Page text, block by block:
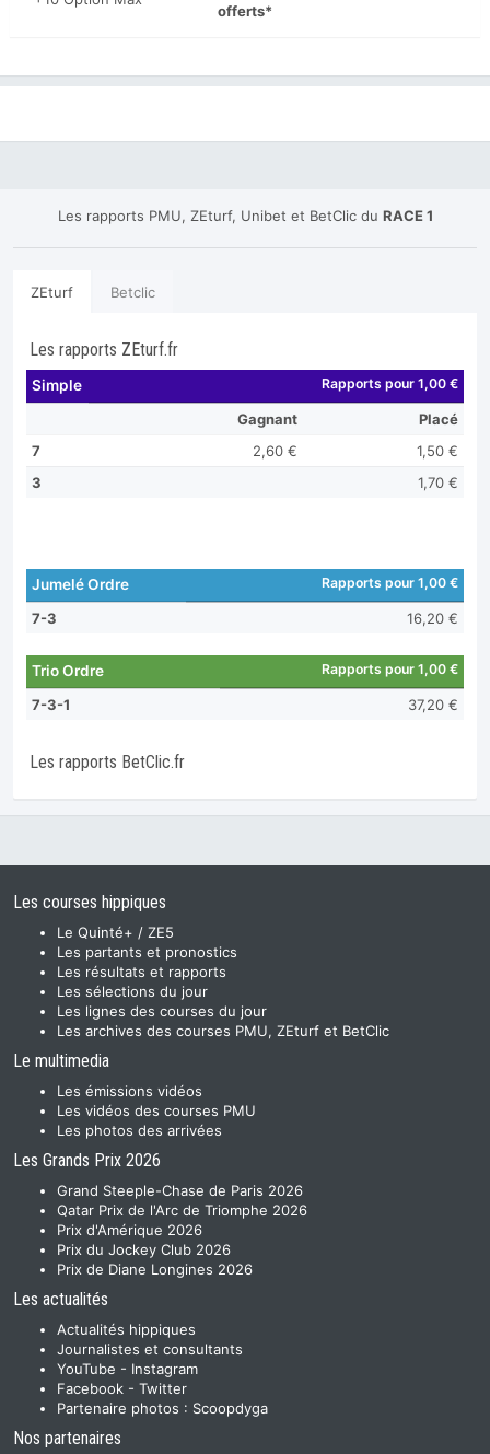
offerts*
Les rapports PMU, ZEturf, Unibet et BetClic du RACE 1
ZEturf Betclic
Les rapports ZEturf.fr
Simple Rapports pour 1,00 €
Gagnant
Placé
7
2,60 €
1,50 €
3
1,70 €
Jumelé Ordre Rapports pour 1,00 €
7-3 16,20 €
Trio Ordre Rapports pour 1,00 €
7-3-1 37,20 €
Les rapports BetClic.fr
Les courses hippiques
Le Quinté+ / ZE5
Les partants et pronostics
Les résultats et rapports
Les sélections du jour
Les lignes des courses du jour
Les archives des courses PMU, ZEturf et BetClic
Le multimedia
Les émissions vidéos
Les vidéos des courses PMU
Les photos des arrivées
Les Grands Prix 2026
Grand Steeple-Chase de Paris 2026
Qatar Prix de l'Arc de Triomphe 2026
Prix d'Amérique 2026
Prix du Jockey Club 2026
Prix de Diane Longines 2026
Les actualités
Actualités hippiques
Journalistes et consultants
YouTube - Instagram
Facebook - Twitter
Partenaire photos : Scoopdyga
Nos partenaires